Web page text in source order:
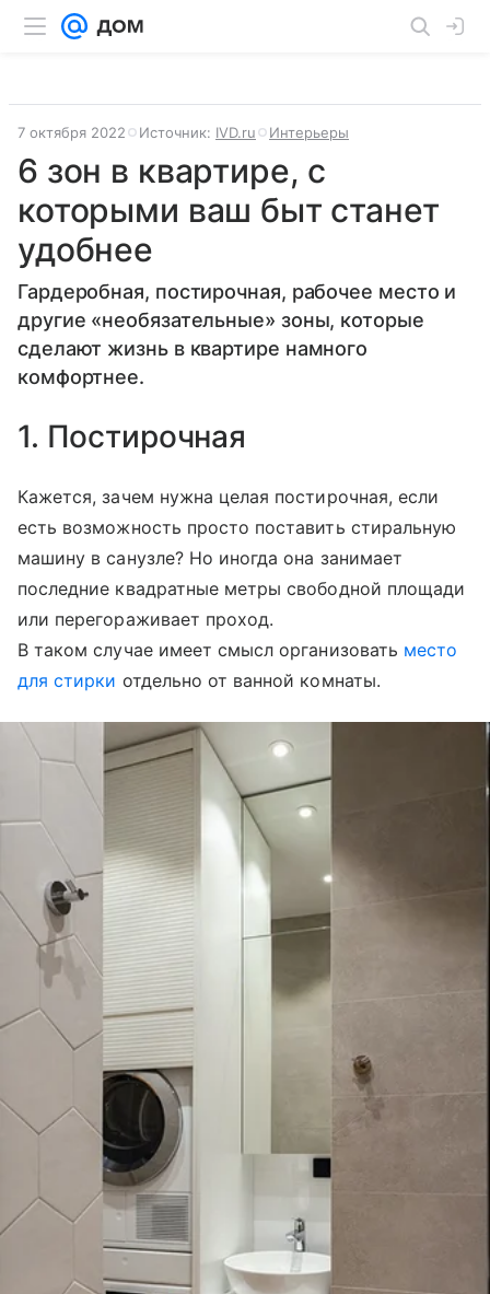
7 октября 2022 Источник: IVD.ru Интерьеры
6 зон в квартире, с
которыми ваш быт станет
удобнее
Гардеробная, постирочная, рабочее место и
другие «необязательные» зоны, которые
сделают жизнь в квартире намного
комфортнее.
1. Постирочная
Кажется, зачем нужна целая постирочная, если
есть возможность просто поставить стиральную
машину в санузле? Но иногда она занимает
последние квадратные метры свободной площади
или перегораживает проход.
В таком случае имеет смысл организовать место
для стирки отдельно от ванной комнаты.